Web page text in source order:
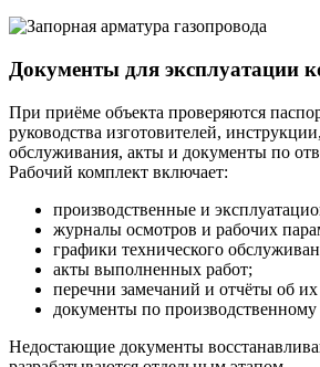
Документы для эксплуатации
При приёме объекта проверяются
руководства изготовителей,
обслуживания, акты и документы по
Рабочий комплект включает:
производственные и
журналы осмотров и рабочих
графики технического
акты выполненных работ;
перечни замечаний и отчёты об
документы по
Недостающие документы